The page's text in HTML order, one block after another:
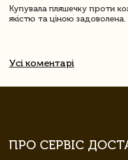
Купувала пляшечку проти
якістю та ціною задоволена.
Усі коментарі
ПРО СЕРВІС